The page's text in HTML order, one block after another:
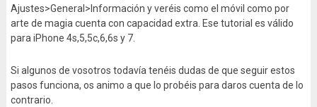
Ajustes>General>Información y veréis como el móvil como por
arte de magia cuenta con capacidad extra. Ese tutorial es válido
para iPhone 4s,5,5c,6,6s y 7.
Si algunos de vosotros todavía tenéis dudas de que seguir estos
pasos funciona, os animo a que lo probéis para daros cuenta de lo
contrario.